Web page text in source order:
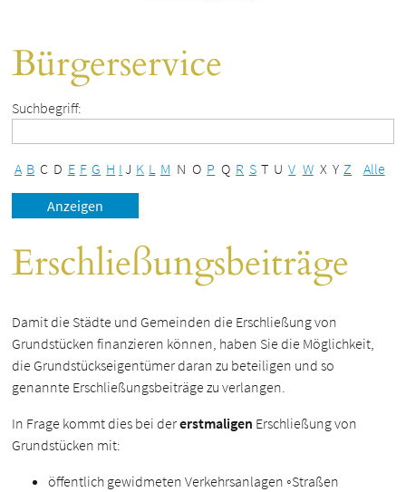
Bürgerservice
Suchbegriff:
A B C D E F G H I J K L M N O P Q R S T U V W X Y Z Alle
Erschließungsbeiträge
Damit die Städte und Gemeinden die Erschließung von
Grundstücken finanzieren können, haben Sie die Möglichkeit,
die Grundstückseigentümer daran zu beteiligen und so
genannte Erschließungsbeiträge zu verlangen.
In Frage kommt dies bei dererstmaligen Erschließung von
Grundstücken mit:
öffentlich gewidmeten Verkehrsanlagen ◦Straßen